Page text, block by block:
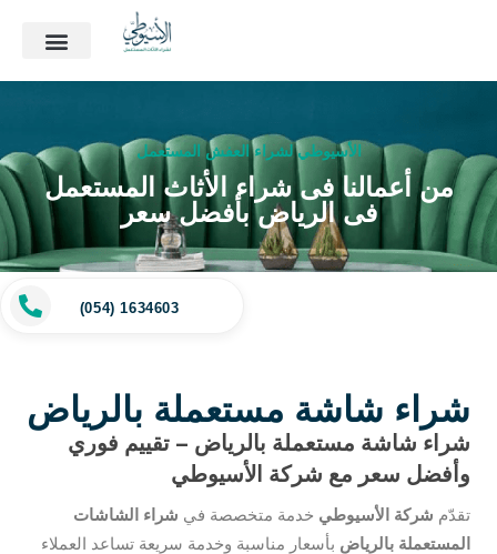
الأسيوطي لشراء العفش المستعمل
من أعمالنا فى شراء الأثاث المستعمل
فى الرياض بأفضل سعر
شراء شاشة مستعملة بالرياض
شراء شاشة مستعملة بالرياض – تقييم فوري
وأفضل سعر مع شركة الأسيوطي
تقدّم شركة الأسيوطي خدمة متخصصة في شراء الشاشات
المستعملة بالرياض بأسعار مناسبة وخدمة سريعة تساعد العملاء
(054) 1634603